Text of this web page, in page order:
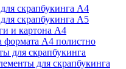
скрапбукинга А4
скрапбукинга А5
и картона А4
формата А4 полистно
для скрапбукинга
для скрапбукинга